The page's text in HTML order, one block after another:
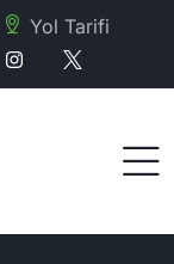
Yol Tarifi